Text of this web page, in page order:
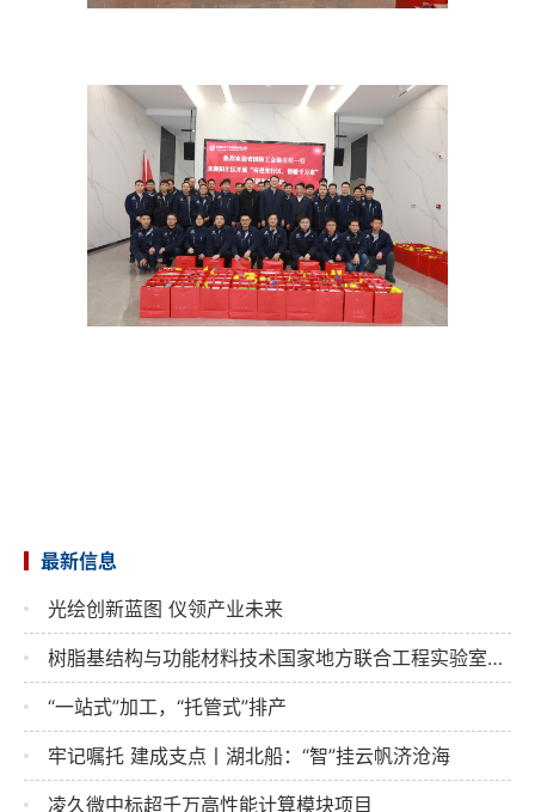
最新信息
光绘创新蓝图 仪领产业未来
树脂基结构与功能材料技术国家地方联合工程实验室第三届第二次学术委员会成功召开
“一站式”加工，“托管式”排产
牢记嘱托 建成支点丨湖北船：“智”挂云帆济沧海
凌久微中标超千万高性能计算模块项目